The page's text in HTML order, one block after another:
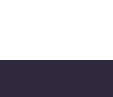
rakastetun